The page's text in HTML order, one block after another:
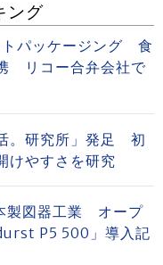
ング
トパッケージング 食
リコー合弁会社で
。研究所」発足 初
けやすさを研究
製図器工業 オープ
P5 500」導入記